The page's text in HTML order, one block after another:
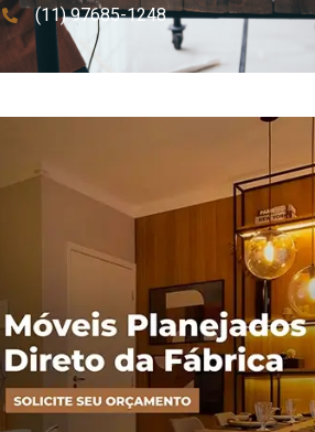
(11) 97685-1248